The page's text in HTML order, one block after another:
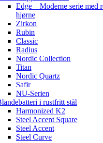
Edge – Moderne serie med
hjørne
Zirkon
Rubin
Classic
Radius
Nordic Collection
Titan
Nordic Quartz
Safir
NU-Serien
i rustfritt stål
Harmonized K2
Steel Accent Square
Steel Accent
Steel Curve